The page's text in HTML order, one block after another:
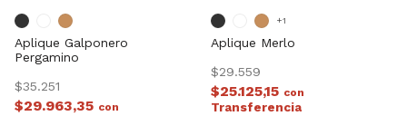
Aplique Galponero
Pergamino
$35.251
$29.963,35 con
Aplique Merlo
$29.559
$25.125,15 con
+1